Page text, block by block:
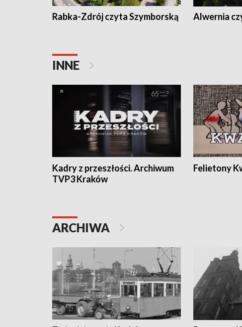
Rabka-Zdrój czyta Szymborską Alwernia
INNE
Kadry z przeszłości. Archiwum
TVP3 Kraków
Felietony
ARCHIWA